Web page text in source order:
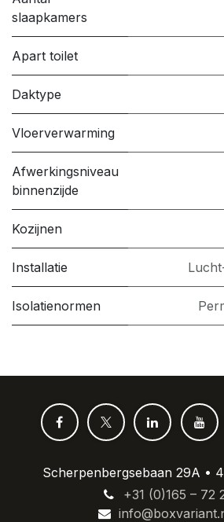
slaapkamers
Apart toilet
Daktype
Vloerverwarming
Afwerkingsniveau
binnenzijde
Kozijnen
Installatie
Isolatienormen
Scherpenbergsebaan 29A •
+31 (0)165 – 72